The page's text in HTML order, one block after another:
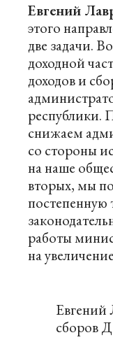
Евгений
этого
две задачи.
доходной
доходов и
республики.
снижаем
со стороны
на наше
вторых, мы
работы
на
Евгений
сборов